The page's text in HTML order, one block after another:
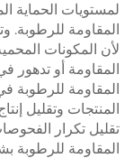
لمستويات الحماية
المقاومة للرطوبة.
لأن المكونات
المقاومة أو تدهور
المقاومة للرطوبة
المنتجات وتقليل
تقليل تكرار
المقاومة للرطوبة